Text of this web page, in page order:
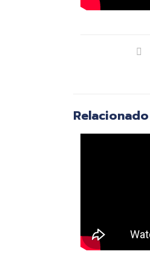
Relacionado